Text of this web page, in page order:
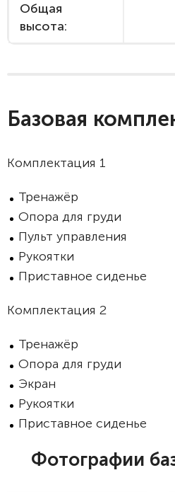
Общая
высота:
Базовая
Комплектация 1
Тренажёр
Опора для груди
Пульт управления
Рукоятки
Приставное сиденье
Комплектация 2
Тренажёр
Опора для груди
Экран
Рукоятки
Приставное сиденье
Фотографии